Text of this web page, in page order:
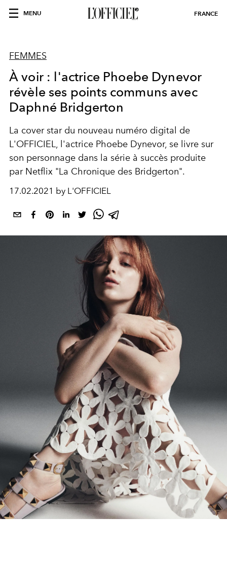
MENU FRANCE
FEMMES
À voir : l'actrice Phoebe Dynevor
révèle ses points communs avec
Daphné Bridgerton
La cover star du nouveau numéro digital de
L'OFFICIEL, l'actrice Phoebe Dynevor, se livre sur
son personnage dans la série à succès produite
par Netflix "La Chronique des Bridgerton".
17.02.2021 by L'OFFICIEL